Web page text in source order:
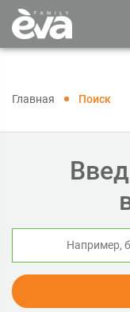
Главная Поиск